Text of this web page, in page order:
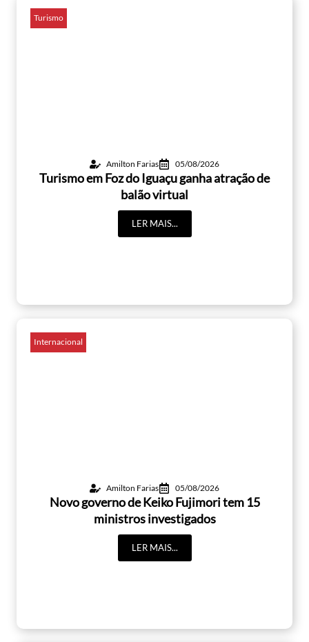
Turismo
Amilton Farias 05/08/2026
Turismo em Foz do Iguaçu ganha atração de
balão virtual
LER MAIS...
Internacional
Amilton Farias 05/08/2026
Novo governo de Keiko Fujimori tem 15
ministros investigados
LER MAIS...